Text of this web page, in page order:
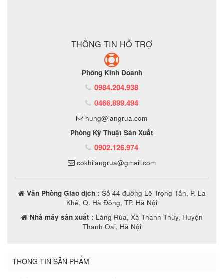
THÔNG TIN HỖ TRỢ
Phòng Kinh Doanh
0984.204.938
0466.899.494
hung@langrua.com
Phòng Kỹ Thuật Sản Xuất
0902.126.974
cokhilangrua@gmail.com
Văn Phòng Giao dịch : Số 44 đường Lê Trọng Tấn, P. La
Khê, Q. Hà Đông, TP. Hà Nội
Nhà máy sản xuất : Làng Rùa, Xã Thanh Thùy, Huyện
Thanh Oai, Hà Nội
THÔNG TIN SẢN PHẨM